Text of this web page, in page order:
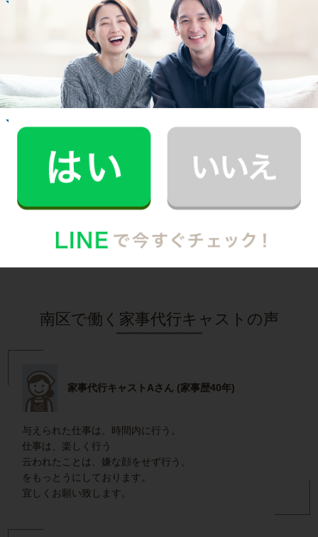
30代 共働き 子育て中
まるで実家の母親が家事を手伝いにきてくれた
記事全文を見る
お掃除
R.H.さん
普段できない時間を過ごすことができ、休日が
とても充実しました。
インタビュー一覧を見る
南区で働く家事代行キャストの声
家事代行キャストAさん (家事歴40年)
与えられた仕事は、時間内に行う。
仕事は、楽しく行う
云われたことは、嫌な顔をせず行う。
をもっとうにしております。
宜しくお願い致します。